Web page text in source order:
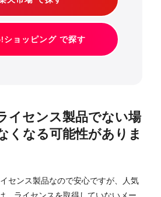
ショッピング で探す
イセンス製品でない場
くなる可能性がありま
センス製品なので安心ですが、人気